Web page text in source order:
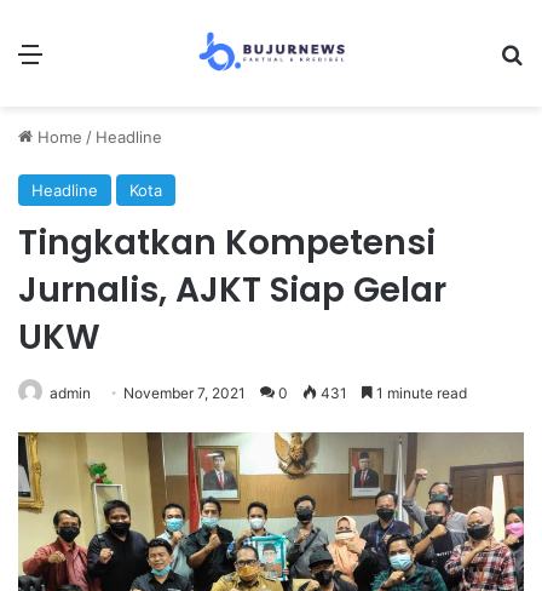
Menu
Home / Headline
Headline Kota
Tingkatkan Kompetensi
Jurnalis, AJKT Siap Gelar
UKW
admin November 7, 2021 0 431 1 minute read